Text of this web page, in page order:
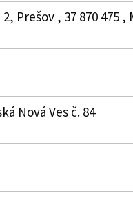
Prešov , 37 870 475
Nová Ves č. 84